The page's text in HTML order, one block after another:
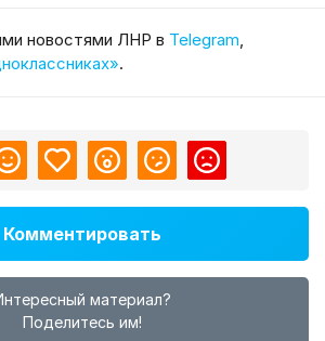
новостями ЛНР в Telegram,
.
Комментировать
материал?
Поделитесь им!